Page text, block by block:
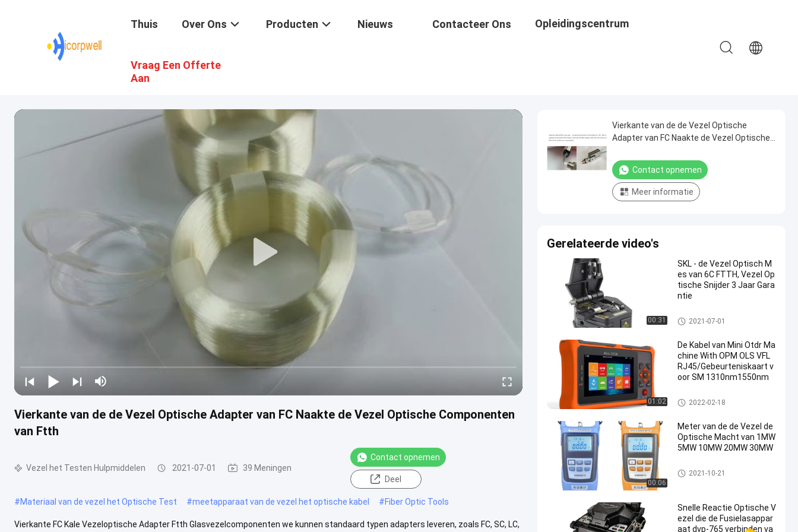
Thuis Over Ons Producten Nieuws Contacteer Ons Opleidingscentrum
Vraag Een Offerte
Aan
Vierkante van de de Vezel Optische Adapter van FC Naakte de Vezel Optische Componenten
van Ftth
Vezel het Testen Hulpmiddelen 2021-07-01 39 Meningen
Contact opnemen
Deel
#Materiaal van de vezel het Optische Test #meetapparaat van de vezel het optische kabel #Fiber Optic Tools
Vierkante FC Kale Vezeloptische Adapter Ftth Glasvezelcomponenten we kunnen standaard typen adapters leveren, zoals FC, SC, LC,
Vierkante van de de Vezel Optische
Adapter van FC Naakte de Vezel Optische
Contact opnemen
Meer informatie
Gerelateerde video's
00:31
SKL - de Vezel Optisch M
es van 6C FTTH, Vezel Op
tische Snijder 3 Jaar Gara
ntie
Vezel het Testen Hulpmiddele
n
2021-07-01
01:02
De Kabel van Mini Otdr Ma
chine With OPM OLS VFL
RJ45/Gebeurteniskaart v
oor SM 1310nm1550nm
Vezel het Testen Hulpmiddele
n
2022-02-18
00:06
Meter van de de Vezel de
Optische Macht van 1MW
5MW 10MW 20MW 30MW
Vezel het Testen Hulpmiddele
n
2021-10-21
Snelle Reactie Optische V
ezel die de Fusielasappar
aat dvp-765 verbinden va